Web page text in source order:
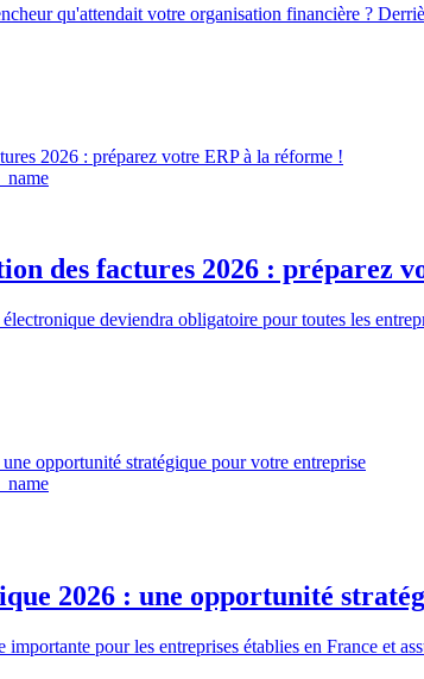
qu'attendait votre organisation financière ?
des factures 2026 : préparez
deviendra obligatoire pour toutes les
2026 : une opportunité
importante pour les entreprises établies en France et